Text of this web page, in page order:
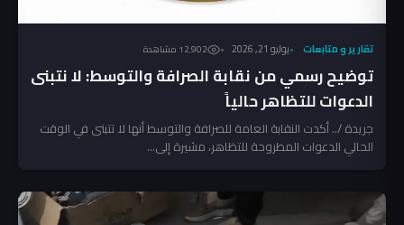
تقارير و متابعات يوليو 21, 2026 12٬902 مشاهدة
توضيح رسمي من نقابة الصرافة والتوسط: لا نتبنى
الدعوات للتظاهر حالياً
جريدة /.. أكدت النقابة العامة للصرافة والتوسط أنها لا تتبنى في الوقت
الحالي الدعوات المطروحة للتظاهر، مشيرة إلى...